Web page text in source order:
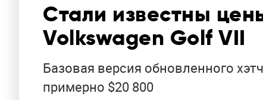
Стали известны
Volkswagen Golf VII
Базовая версия обновленного
примерно $20 800